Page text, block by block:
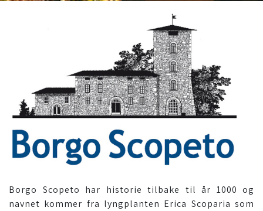
Borgo Scopeto har historie tilbake til år 1000 og
navnet kommer fra lyngplanten Erica Scoparia som